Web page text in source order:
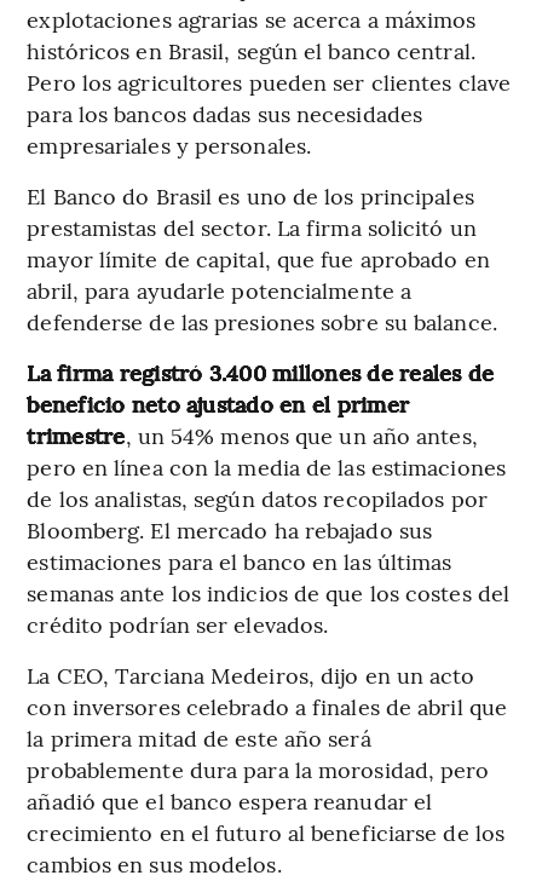
explotaciones agrarias se acerca a máximos
históricos en Brasil, según el banco central.
Pero los agricultores pueden ser clientes clave
para los bancos dadas sus necesidades
empresariales y personales.
El Banco do Brasil es uno de los principales
prestamistas del sector. La firma solicitó un
mayor límite de capital, que fue aprobado en
abril, para ayudarle potencialmente a
defenderse de las presiones sobre su balance.
La firma registró 3.400 millones de reales de
beneficio neto ajustado en el primer
trimestre, un 54% menos que un año antes,
pero en línea con la media de las estimaciones
de los analistas, según datos recopilados por
Bloomberg. El mercado ha rebajado sus
estimaciones para el banco en las últimas
semanas ante los indicios de que los costes del
crédito podrían ser elevados.
La CEO, Tarciana Medeiros, dijo en un acto
con inversores celebrado a finales de abril que
la primera mitad de este año será
probablemente dura para la morosidad, pero
añadió que el banco espera reanudar el
crecimiento en el futuro al beneficiarse de los
cambios en sus modelos.